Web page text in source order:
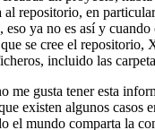
repositorio, en
eso ya no es así y
se cree el repositorio,
incluido las
me gusta tener esta
existen algunos casos
el mundo comparta la